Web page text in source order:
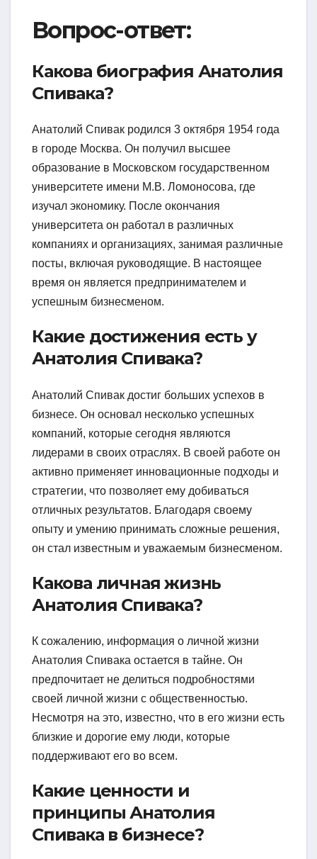
Вопрос-ответ:
Какова биография Анатолия
Спивака?
Анатолий Спивак родился 3 октября 1954 года
в городе Москва. Он получил высшее
образование в Московском государственном
университете имени М.В. Ломоносова, где
изучал экономику. После окончания
университета он работал в различных
компаниях и организациях, занимая различные
посты, включая руководящие. В настоящее
время он является предпринимателем и
успешным бизнесменом.
Какие достижения есть у
Анатолия Спивака?
Анатолий Спивак достиг больших успехов в
бизнесе. Он основал несколько успешных
компаний, которые сегодня являются
лидерами в своих отраслях. В своей работе он
активно применяет инновационные подходы и
стратегии, что позволяет ему добиваться
отличных результатов. Благодаря своему
опыту и умению принимать сложные решения,
он стал известным и уважаемым бизнесменом.
Какова личная жизнь
Анатолия Спивака?
К сожалению, информация о личной жизни
Анатолия Спивака остается в тайне. Он
предпочитает не делиться подробностями
своей личной жизни с общественностью.
Несмотря на это, известно, что в его жизни есть
близкие и дорогие ему люди, которые
поддерживают его во всем.
Какие ценности и
принципы Анатолия
Спивака в бизнесе?